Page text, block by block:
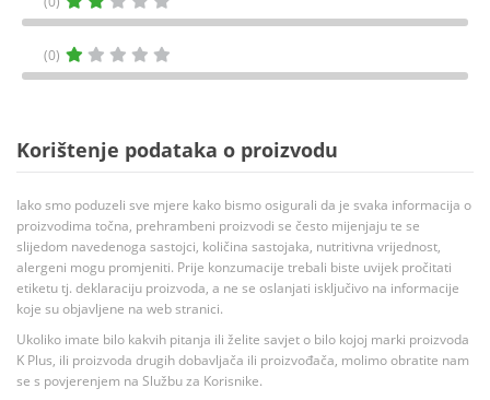
(0)
Korištenje podataka o proizvodu
Iako smo poduzeli sve mjere kako bismo osigurali da je svaka informacija o
proizvodima točna, prehrambeni proizvodi se često mijenjaju te se
slijedom navedenoga sastojci, količina sastojaka, nutritivna vrijednost,
alergeni mogu promjeniti. Prije konzumacije trebali biste uvijek pročitati
etiketu tj. deklaraciju proizvoda, a ne se oslanjati isključivo na informacije
koje su objavljene na web stranici.
Ukoliko imate bilo kakvih pitanja ili želite savjet o bilo kojoj marki proizvoda
K Plus, ili proizvoda drugih dobavljača ili proizvođača, molimo obratite nam
se s povjerenjem na Službu za Korisnike.